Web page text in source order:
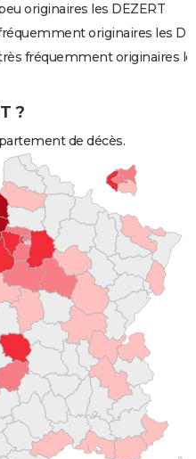
originaires les DEZERT
originaires les
fréquemment originaires
?
de décès.